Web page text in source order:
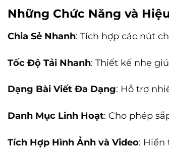
Những Chức Năng và
Chia Sẻ Nhanh: Tích hợp các nút
Tốc Độ Tải Nhanh: Thiết kế nhẹ
Dạng Bài Viết Đa Dạng: Hỗ trợ
Danh Mục Linh Hoạt: Cho phép
Tích Hợp Hình Ảnh và Video: Hiển